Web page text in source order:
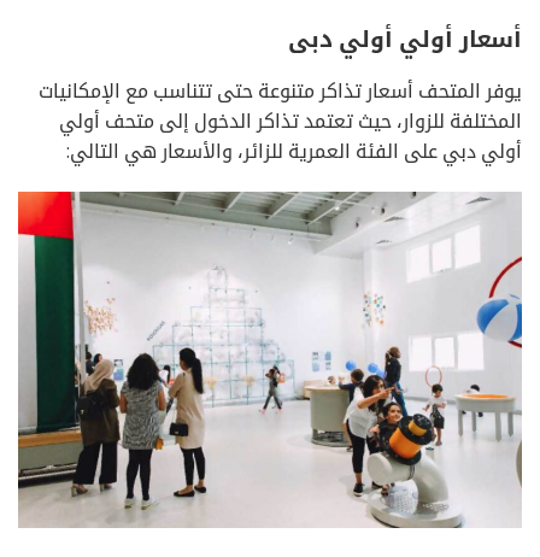
أسعار أولي أولي دبى
يوفر المتحف أسعار تذاكر متنوعة حتى تتناسب مع الإمكانيات
المختلفة للزوار، حيث تعتمد تذاكر الدخول إلى متحف أولي
أولي دبي على الفئة العمرية للزائر، والأسعار هي التالي: